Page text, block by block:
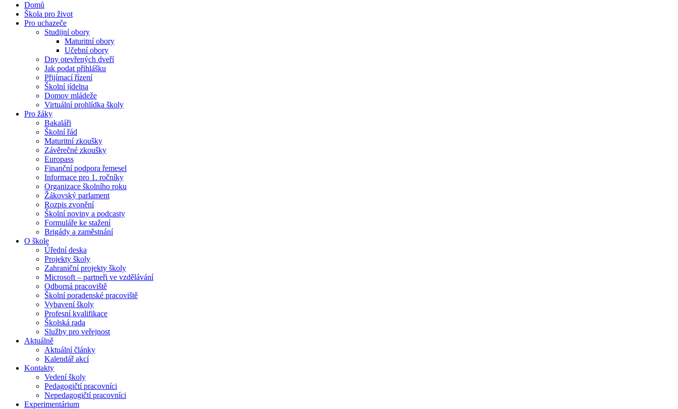
Domů
Škola pro život
Pro uchazeče
Studijní obory
Maturitní obory
Učební obory
Dny otevřených dveří
Jak podat přihlášku
Přijímací řízení
Školní jídelna
Domov mládeže
Virtuální prohlídka školy
Pro žáky
Bakaláři
Školní řád
Maturitní zkoušky
Závěrečné zkoušky
Europass
Finanční podpora řemesel
Informace pro 1. ročníky
Organizace školního roku
Žákovský parlament
Rozpis zvonění
Školní noviny a podcasty
Formuláře ke stažení
Brigády a zaměstnání
O škole
Úřední deska
Projekty školy
Zahraniční projekty školy
Microsoft – partneři ve vzdělávání
Odborná pracoviště
Školní poradenské pracoviště
Vybavení školy
Profesní kvalifikace
Školská rada
Služby pro veřejnost
Aktuálně
Aktuální články
Kalendář akcí
Kontakty
Vedení školy
Pedagogičtí pracovníci
Nepedagogičtí pracovníci
Experimentárium